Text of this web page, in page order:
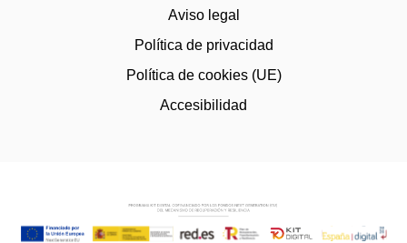
Aviso legal
Política de privacidad
Política de cookies (UE)
Accesibilidad